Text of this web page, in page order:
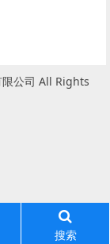
公司 All Rights
搜索